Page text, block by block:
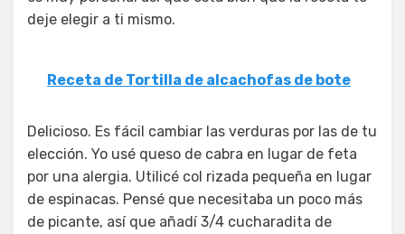
deje elegir a ti mismo.
Receta de Tortilla de alcachofas de bote
Delicioso. Es fácil cambiar las verduras por las de tu
elección. Yo usé queso de cabra en lugar de feta
por una alergia. Utilicé col rizada pequeña en lugar
de espinacas. Pensé que necesitaba un poco más
de picante, así que añadí 3/4 cucharadita de